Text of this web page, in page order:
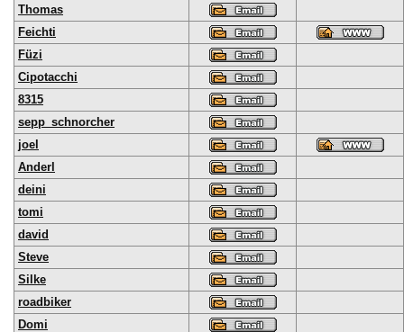
Thomas
Feichti
Füzi
Cipotacchi
8315
sepp_schnorcher
joel
Anderl
deini
tomi
david
Steve
Silke
roadbiker
Domi